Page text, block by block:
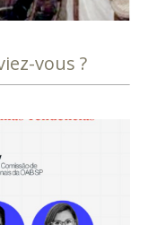
vous ?